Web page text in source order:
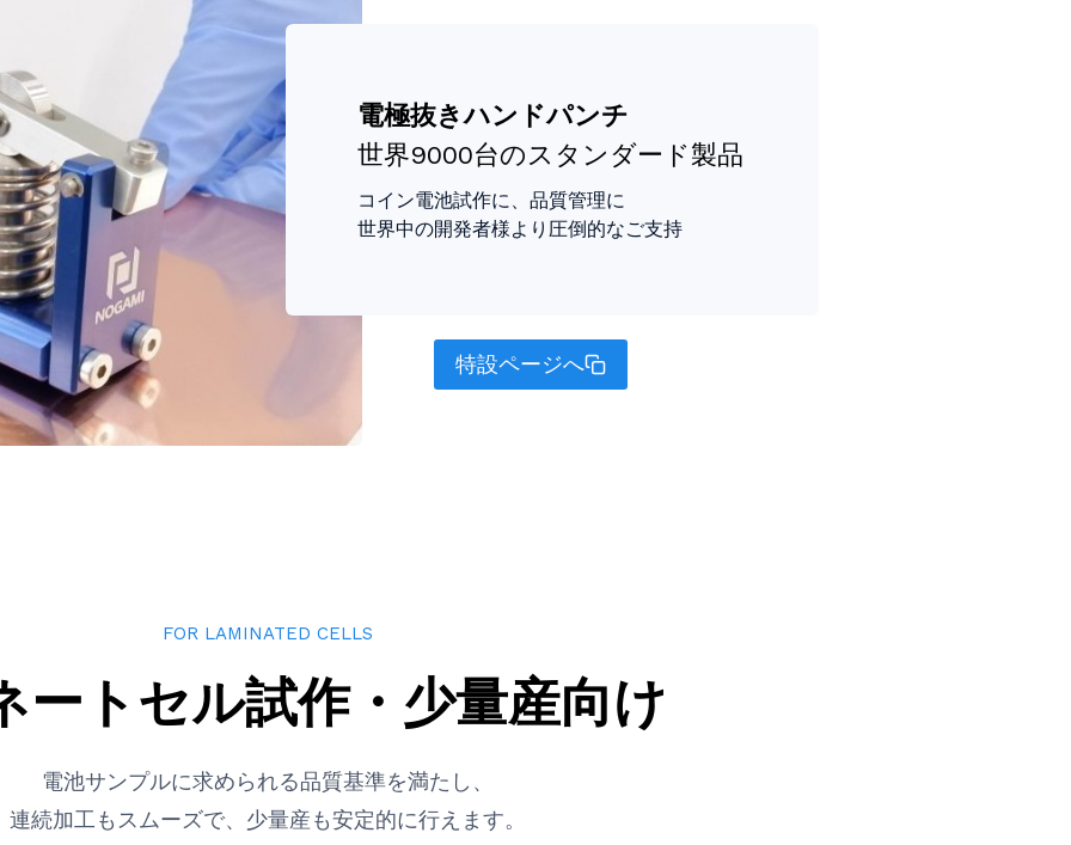
電極抜きハンドパンチ
世界9000台のスタンダード製品
コイン電池試作に、品質管理に
世界中の開発者様より圧倒的なご支持
特設ページへ
FOR LAMINATED CELLS
ートセル試作・少量産向け
電池サンプルに求められる品質基準を満たし、
連続加工もスムーズで、少量産も安定的に行えます。